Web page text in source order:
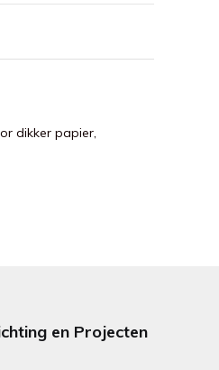
dikker papier,
en Projecten